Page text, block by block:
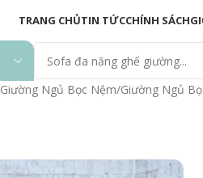
TRANG CHỦTIN TỨCCHÍNH SÁCH
Giường Ngủ Bọc Nệm Giường Ngủ